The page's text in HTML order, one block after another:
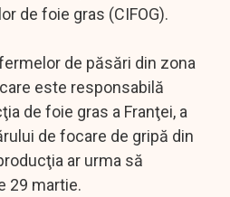
de foie gras (CIFOG).
de păsări din zona
este responsabilă
de foie gras a Franţei, a
de focare de gripă din
ar urma să
29 martie.